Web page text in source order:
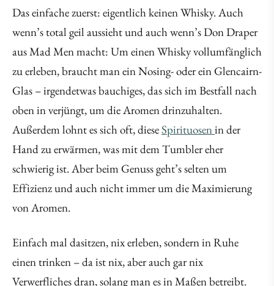
Das einfache zuerst: eigentlich keinen Whisky. Auch
wenn’s total geil aussieht und auch wenn’s Don Draper
aus Mad Men macht: Um einen Whisky vollumfänglich
zu erleben, braucht man ein Nosing- oder ein Glencairn-
Glas – irgendetwas bauchiges, das sich im Bestfall nach
oben in verjüngt, um die Aromen drinzuhalten.
Außerdem lohnt es sich oft, dieseSpirituosenin der
Hand zu erwärmen, was mit dem Tumbler eher
schwierig ist. Aber beim Genuss geht’s selten um
Effizienz und auch nicht immer um die Maximierung
von Aromen.
Einfach mal dasitzen, nix erleben, sondern in Ruhe
einen trinken – da ist nix, aber auch gar nix
Verwerfliches dran, solang man es in Maßen betreibt.